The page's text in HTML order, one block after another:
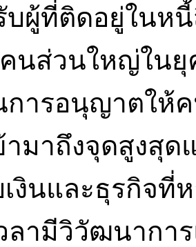
ผู้ที่ติดอยู่ในห
นส่วนใหญ่ใน
การอนุญาตให้
มาถึงจุดสูงสุด
งินและธุรกิจที่
ลามีวิวัฒนากา